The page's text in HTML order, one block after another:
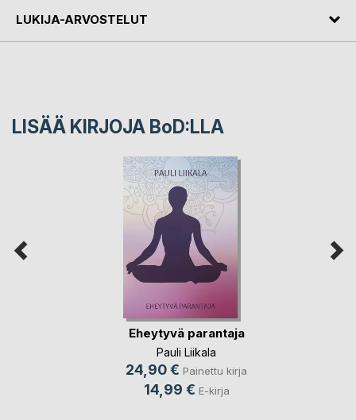
LUKIJA-ARVOSTELUT
LISÄÄ KIRJOJA BoD:LLA
Eheytyvä parantaja
Pauli Liikala
24,90 € Painettu kirja
14,99 € E-kirja